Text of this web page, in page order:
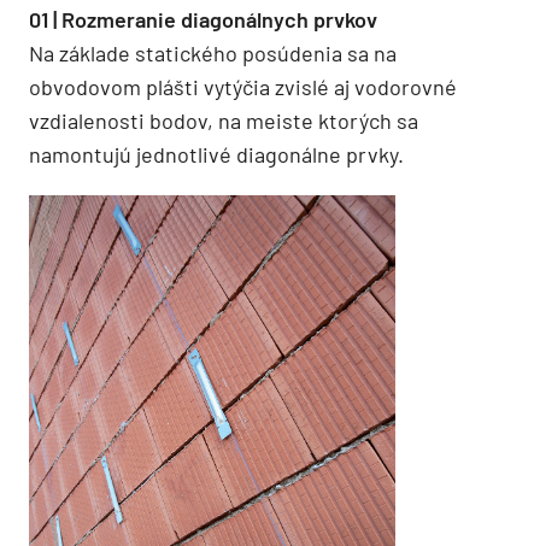
01 | Rozmeranie diagonálnych prvkov
Na základe statického posúdenia sa na
obvodovom plášti vytýčia zvislé aj vodorovné
vzdialenosti bodov, na meiste ktorých sa
namontujú jednotlivé diagonálne prvky.